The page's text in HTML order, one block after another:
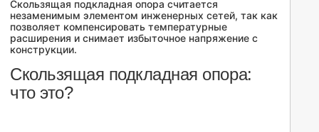
Скользящая подкладная опора считается
незаменимым элементом инженерных сетей, так как
позволяет компенсировать температурные
расширения и снимает избыточное напряжение с
конструкции.
Скользящая подкладная опора:
что это?